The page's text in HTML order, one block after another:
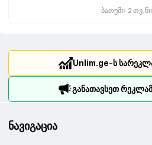
ბათუმი 2 თვ.
Unlim.ge-ს
განათავსეთ
ნავიგაცია